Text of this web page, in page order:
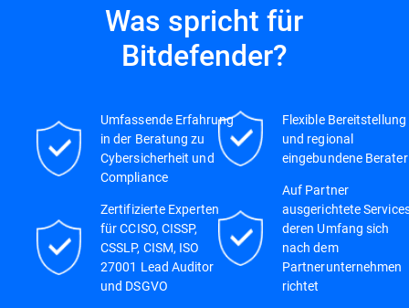
Was spricht für
Bitdefender?
Umfassende Erfahrung
in der Beratung zu
Cybersicherheit und
Compliance
Zertifizierte Experten
für CCISO, CISSP,
CSSLP, CISM, ISO
27001 Lead Auditor
und DSGVO
Flexible Bereitstellung
und regional
eingebundene Berater
Auf Partner
ausgerichtete
deren Umfang sich
nach dem
Partnerunternehmen
richtet